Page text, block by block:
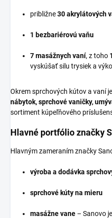
približne30 akrylátových
1 bezbariérovú vaňu
7 masážnych vaní, z toho
vyskúšať silu trysiek a
Okrem sprchových kútov a vaní
nábytok, sprchové vaničky,
sortiment kúpeľňového
Hlavné portfólio značky
Hlavným zameraním značky
výroba a dodávka
sprchové kúty na mieru
masážne vane – Sanovo je